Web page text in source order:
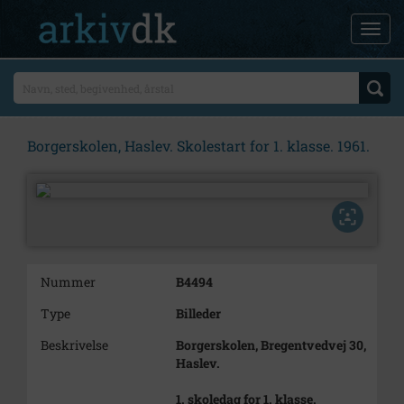
Borgerskolen, Haslev. Skolestart for 1. klasse. 1961.
Nummer
B4494
Type
Billeder
Beskrivelse
Borgerskolen, Bregentvedvej 30,
Haslev.
1. skoledag for 1. klasse.